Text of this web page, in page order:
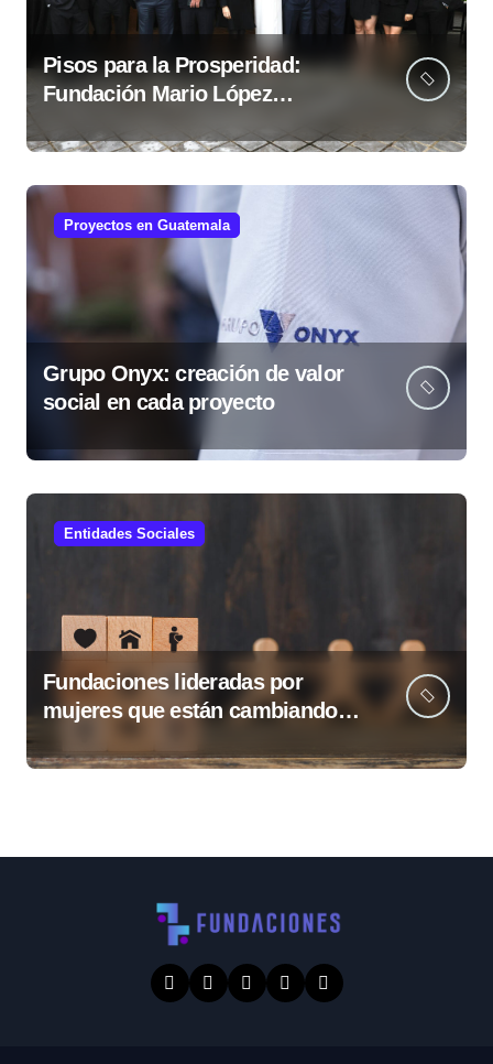
Pisos para la Prosperidad:
Fundación Mario López
guatemaltecas
Proyectos en Guatemala
Grupo Onyx: creación de valor
social en cada proyecto
Entidades Sociales
Fundaciones lideradas por
mujeres que están cambiando
Guatemala